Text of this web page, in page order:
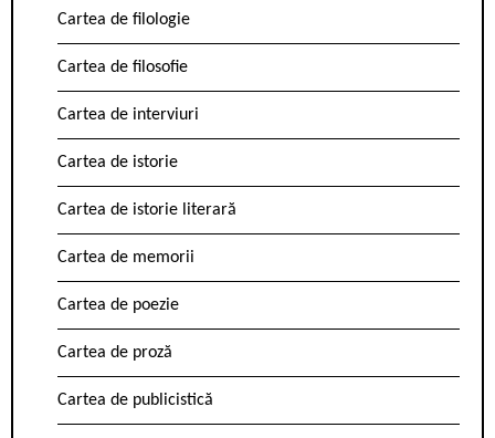
Cartea de filologie
Cartea de filosofie
Cartea de interviuri
Cartea de istorie
Cartea de istorie literară
Cartea de memorii
Cartea de poezie
Cartea de proză
Cartea de publicistică